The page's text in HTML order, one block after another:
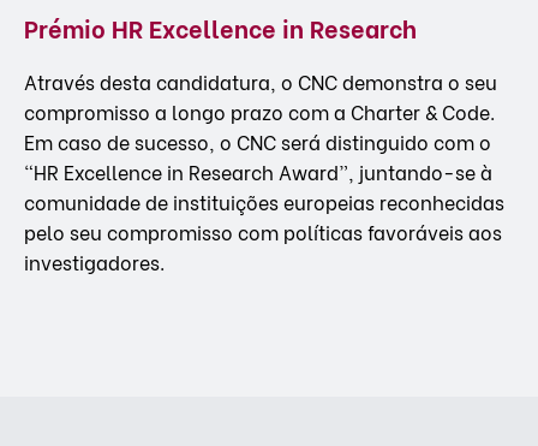
Prémio HR Excellence in Research
Através desta candidatura, o CNC demonstra o seu
compromisso a longo prazo com a Charter & Code.
Em caso de sucesso, o CNC será distinguido com o
“HR Excellence in Research Award”, juntando-se à
comunidade de instituições europeias reconhecidas
pelo seu compromisso com políticas favoráveis aos
investigadores.